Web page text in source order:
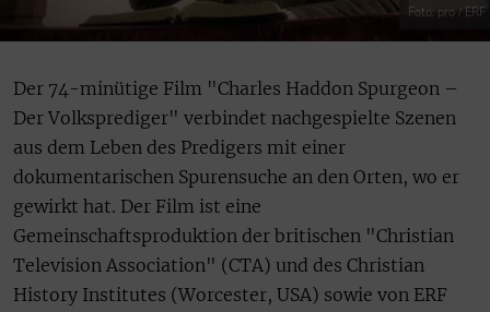
Foto: pro / ERF
Der 74-minütige Film "Charles Haddon Spurgeon –
Der Volksprediger" verbindet nachgespielte Szenen
aus dem Leben des Predigers mit einer
dokumentarischen Spurensuche an den Orten, wo er
gewirkt hat. Der Film ist eine
Gemeinschaftsproduktion der britischen "Christian
Television Association" (CTA) und des Christian
History Institutes (Worcester, USA) sowie von ERF